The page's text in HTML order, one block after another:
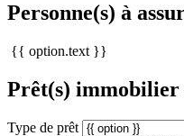
Personne(s) à
{{ option.text }}
Prêt(s) immobilier
Type de prêt